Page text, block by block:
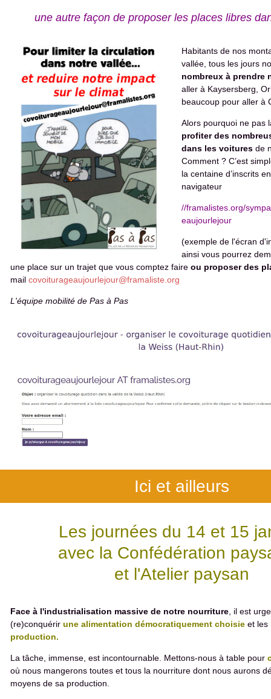
une autre façon de proposer les places libres
Habitants de nos
vallée, tous les jours
nombreux à prendre
aller à Kaysersberg,
beaucoup pour aller à
Alors pourquoi ne pas
profiter des
dans les voitures de
Comment ? C’est
la centaine d’inscrits
navigateur
//framalistes.org/
eaujourlejour
(exemple de l'écran
ainsi vous pourrez
une place sur un trajet que vous comptez faire ou proposer des
mail covoiturageaujourlejour@framaliste.org
L'équipe mobilité de Pas à Pas
Ici et ailleurs
Les journées du 14 et 15
avec la Confédération
et l'Atelier paysan
Face à l'industrialisation massive de notre nourriture , il est
(re)conquérir une alimentation démocratiquement choisie et les
production.
La tâche, immense, est incontournable. Mettons-nous à table pour
où nous mangerons toutes et tous la nourriture dont nous aurons
moyens de sa production.